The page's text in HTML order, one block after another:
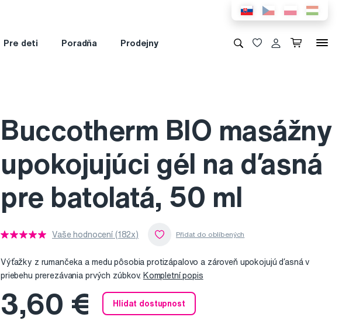
Pre deti Poradňa Prodejny
Buccotherm BIO masážny
upokojujúci gél na ďasná
pre batolatá, 50 ml
Vaše hodnocení (182x)
Výťažky z rumančeka a medu pôsobia protizápalovo a zároveň upokojujú ďasná v
priebehu prerezávania prvých zúbkov. Kompletní popis
3,60 € Hlídat dostupnost